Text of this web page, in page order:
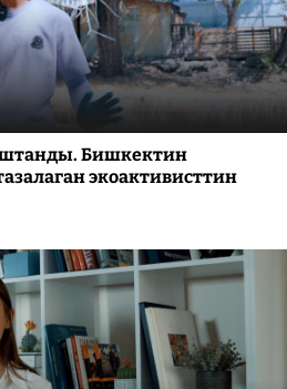
Бишкектин
экоактивисттин